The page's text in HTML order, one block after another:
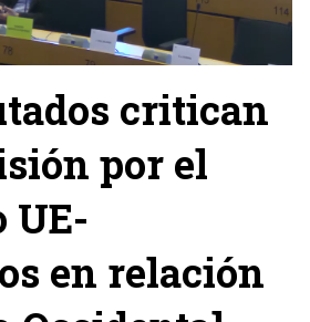
critican
por el
UE-
en relación